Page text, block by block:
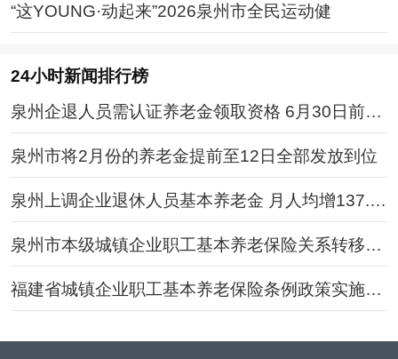
“这YOUNG·动起来”2026泉州市全民运动健
24小时新闻排行榜
泉州企退人员需认证养老金领取资格 6月30日前办
理
泉州市将2月份的养老金提前至12日全部发放到位
泉州上调企业退休人员基本养老金 月人均增137.8
6元
泉州市本级城镇企业职工基本养老保险关系转移接
续流程
福建省城镇企业职工基本养老保险条例政策实施细
则